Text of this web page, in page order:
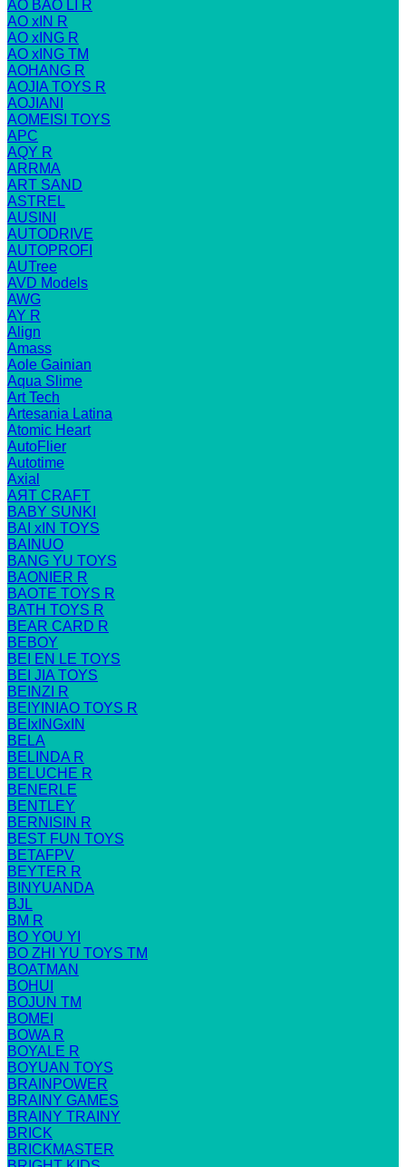
AO BAO LI R
AO xIN R
AO xING R
AO xING TM
AOHANG R
AOJIA TOYS R
AOJIANI
AOMEISI TOYS
APC
AQY R
ARRMA
ART SAND
ASTREL
AUSINI
AUTODRIVE
AUTOPROFI
AUTree
AVD Models
AWG
AY R
Align
Amass
Aole Gainian
Aqua Slime
Art Tech
Artesania Latina
Atomic Heart
AutoFlier
Autotime
Axial
AЯT CRAFT
BABY SUNKI
BAI xIN TOYS
BAINUO
BANG YU TOYS
BAONIER R
BAOTE TOYS R
BATH TOYS R
BEAR CARD R
BEBOY
BEI EN LE TOYS
BEI JIA TOYS
BEINZI R
BEIYINIAO TOYS R
BEIxINGxIN
BELA
BELINDA R
BELUCHE R
BENERLE
BENTLEY
BERNISIN R
BEST FUN TOYS
BETAFPV
BEYTER R
BINYUANDA
BJL
BM R
BO YOU YI
BO ZHI YU TOYS TM
BOATMAN
BOHUI
BOJUN TM
BOMEI
BOWA R
BOYALE R
BOYUAN TOYS
BRAINPOWER
BRAINY GAMES
BRAINY TRAINY
BRICK
BRICKMASTER